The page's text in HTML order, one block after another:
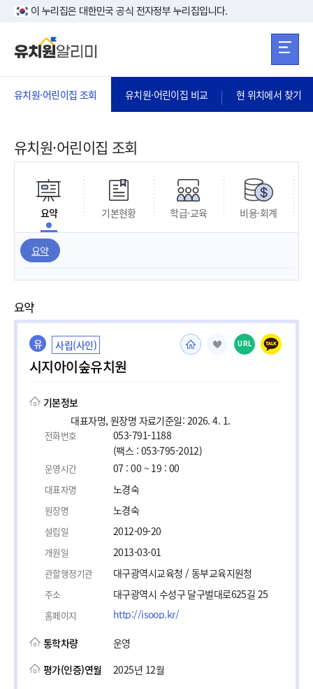
본문 바로가기
이 누리집은 대한민국 공식 전자정부 누리집입니다.
유치원·어린이집 조회 유치원·어린이집 비교 현 위치에서 찾기
유치원·어린이집 조회
요약 기본현황 학급·교육 비용·회계
요약
요약
유 사립(사인)
시지아이숲유치원
URL
기본정보
대표자명, 원장명 자료기준일: 2026. 4. 1.
전화번호
053-791-1188
(팩스 : 053-795-2012)
운영시간 07 : 00 ~ 19 : 00
대표자명 노경숙
원장명 노경숙
설립일 2012-09-20
개원일 2013-03-01
관할행정기관 대구광역시교육청 / 동부교육지원청
주소 대구광역시 수성구 달구벌대로625길 25
홈페이지 http://isoop.kr/
통학차량
운영
평가(인증)연월
2025년 12월